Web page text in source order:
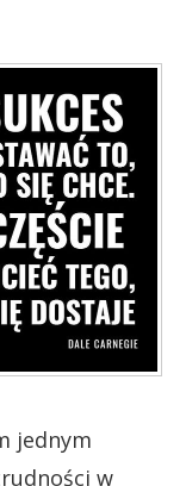
jednym
w